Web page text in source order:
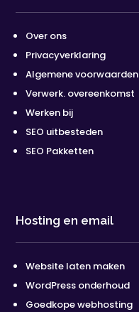
Over ons
Privacyverklaring
Algemene voorwaarden
Verwerk. overeenkomst
Werken bij
SEO uitbesteden
SEO Pakketten
Hosting en email
Website laten maken
WordPress onderhoud
Goedkope webhosting